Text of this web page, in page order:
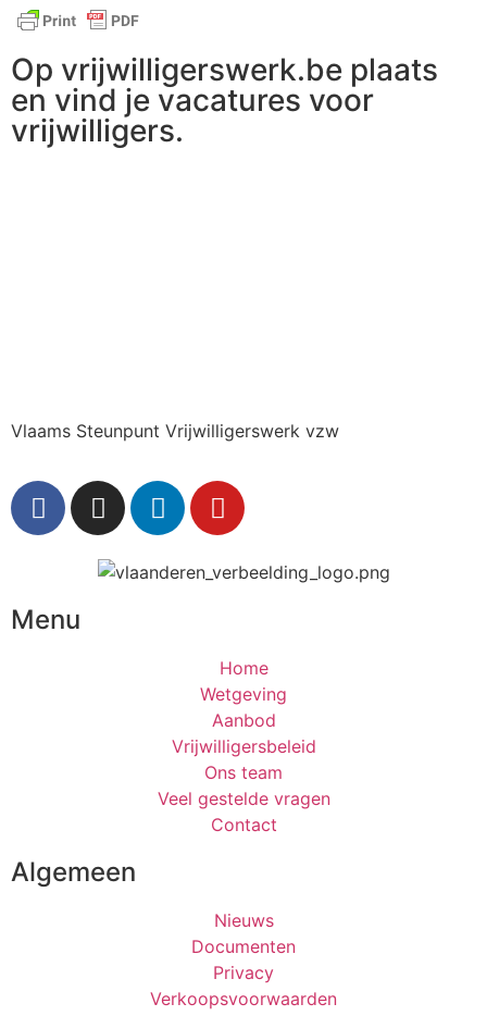
Op vrijwilligerswerk.be plaats
en vind je vacatures voor
vrijwilligers.
Vlaams Steunpunt Vrijwilligerswerk vzw
Menu
Home
Wetgeving
Aanbod
Vrijwilligersbeleid
Ons team
Veel gestelde vragen
Contact
Algemeen
Nieuws
Documenten
Privacy
Verkoopsvoorwaarden